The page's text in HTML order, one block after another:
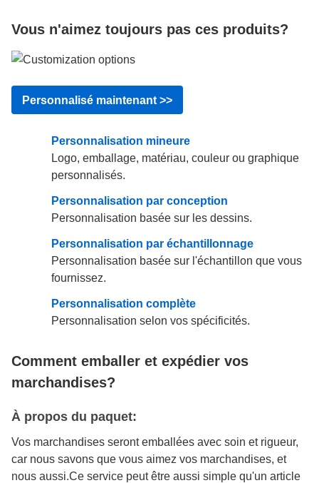
Vous n'aimez toujours pas ces produits?
Personnalisé maintenant >>
Personnalisation mineure
Logo, emballage, matériau, couleur ou graphique
personnalisés.
Personnalisation par conception
Personnalisation basée sur les dessins.
Personnalisation par échantillonnage
Personnalisation basée sur l'échantillon que vous
fournissez.
Personnalisation complète
Personnalisation selon vos spécificités.
Comment emballer et expédier vos
marchandises?
À propos du paquet:
Vos marchandises seront emballées avec soin et rigueur,
car nous savons que vous aimez vos marchandises, et
nous aussi.Ce service peut être aussi simple qu'un article